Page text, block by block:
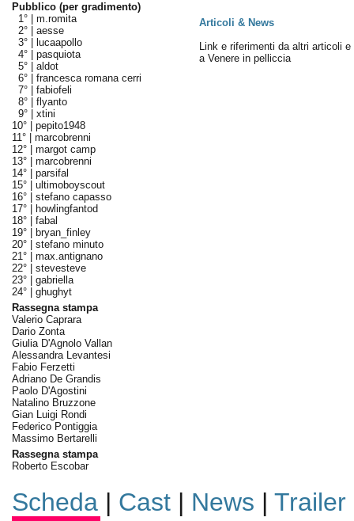
Pubblico (per gradimento)
1° | m.romita
2° | aesse
3° |
lucaapollo
4° | pasquiota
5° | aldot
6° | francesca romana cerri
7° | fabiofeli
8° | flyanto
9° | xtini
10° | pepito1948
11° | marcobrenni
12° | margot camp
13° | marcobrenni
14° | parsifal
15° | ultimoboyscout
16° | stefano capasso
17° |
howlingfantod
18° | fabal
19° |
bryan_finley
20° | stefano minuto
21° | max.antignano
22° | stevesteve
23° | gabriella
24° | ghughyt
Rassegna stampa
Valerio Caprara
Dario Zonta
Giulia D'Agnolo Vallan
Alessandra Levantesi
Fabio Ferzetti
Adriano De Grandis
Paolo D'Agostini
Natalino Bruzzone
Gian Luigi Rondi
Federico Pontiggia
Massimo Bertarelli
Rassegna stampa
Roberto Escobar
Articoli & News
Link e riferimenti da altri articoli e
a Venere in pelliccia
Scheda| Cast| News | Trailer